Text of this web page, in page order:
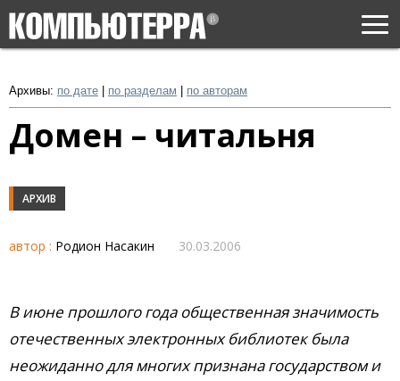
Архивы: по дате по разделам по авторам
Домен – читальня
АРХИВ
автор : Родион Насакин 30.03.2006
В июне прошлого года общественная значимость
отечественных электронных библиотек была
неожиданно для многих признана государством и